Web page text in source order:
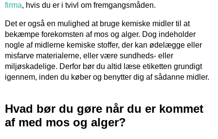
firma, hvis du er i tvivl om fremgangsmåden.
Det er også en mulighed at bruge kemiske midler til at
bekæmpe forekomsten af mos og alger. Dog indeholder
nogle af midlerne kemiske stoffer, der kan ødelægge eller
misfarve materialerne, eller være sundheds- eller
miljøskadelige. Derfor bør du altid læse etiketten grundigt
igennem, inden du køber og benytter dig af sådanne midler.
Hvad bør du gøre når du er kommet
af med mos og alger?